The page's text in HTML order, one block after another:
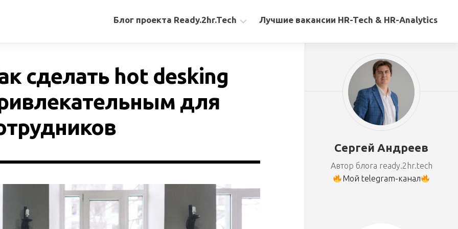
Блог проекта Ready.2hr.Tech
Переводы
Авторские
Лучшие вакансии HR-Tech & HR-Analytics
сделать hot desking
для
Сергей Андреев
Автор блога ready.2hr.tech
Мой telegram-канал